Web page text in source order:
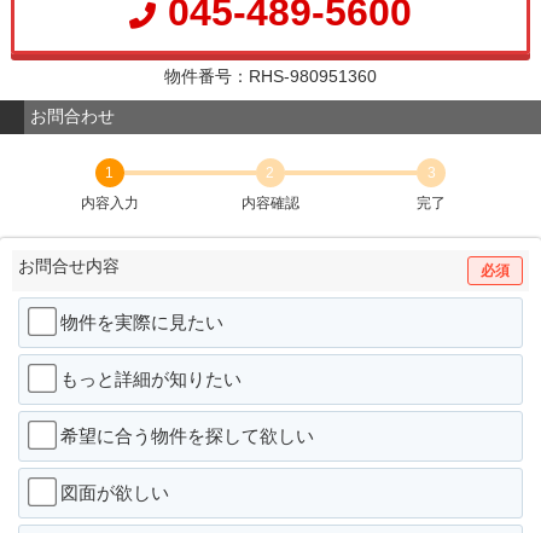
045-489-5600
物件番号：RHS-980951360
お問合わせ
1
内容入力
2
内容確認
3
完了
お問合せ内容 必須
物件を実際に見たい
もっと詳細が知りたい
希望に合う物件を探して欲しい
図面が欲しい